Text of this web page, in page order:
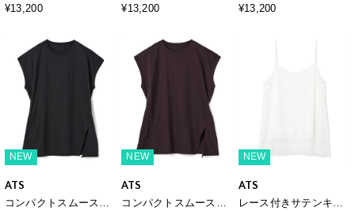
ルマンプルオーバー
¥13,200
ルマンプルオーバー
¥13,200
ルオーバー
¥13,200
NEW
ATS
コンパクトスムースプ
NEW
ATS
コンパクトスムースプ
NEW
ATS
レース付きサテンキャ